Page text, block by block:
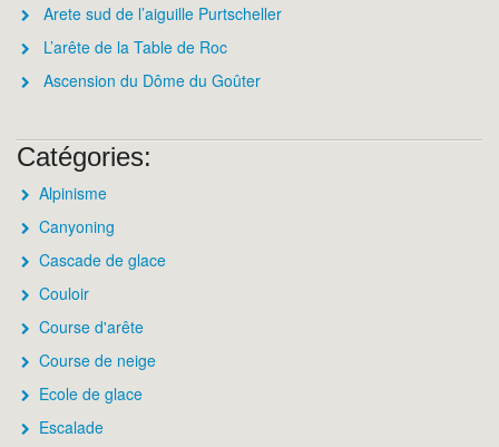
Arete sud de l’aiguille Purtscheller
L’arête de la Table de Roc
Ascension du Dôme du Goûter
Catégories:
Alpinisme
Canyoning
Cascade de glace
Couloir
Course d'arête
Course de neige
Ecole de glace
Escalade